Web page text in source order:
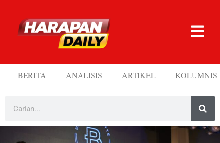
BERITA ANALISIS ARTIKEL KOLUMNIS